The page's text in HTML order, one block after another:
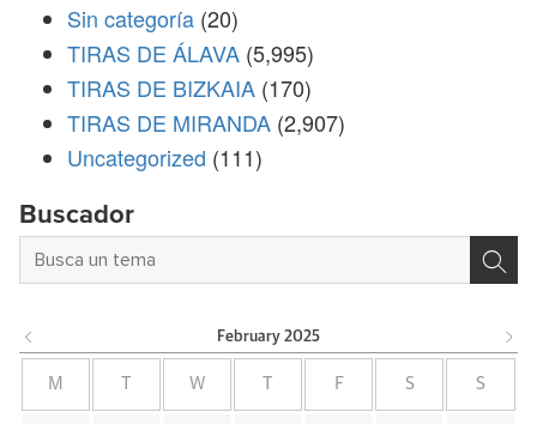
Sin categoría (20)
TIRAS DE ÁLAVA (5,995)
TIRAS DE BIZKAIA (170)
TIRAS DE MIRANDA (2,907)
Uncategorized (111)
Buscador
February 2025
M W F S S